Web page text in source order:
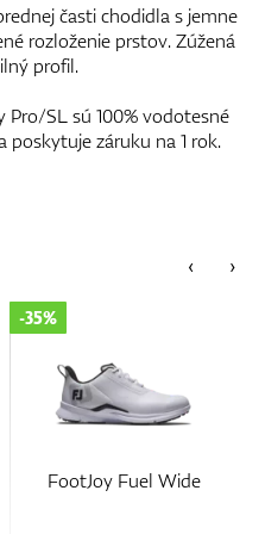
časti chodidla s jemne
rozloženie prstov. Zúžená
profil.
SL sú 100% vodotesné
poskytuje záruku na 1 rok.
‹ ›
FootJoy Fuel
-35%